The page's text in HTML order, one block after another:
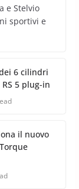
e Stelvio
sportivi e
6 cilindri
5 plug-in
il nuovo